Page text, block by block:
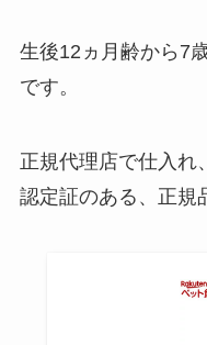
生後12ヵ月齢から7
です。
正規代理店で仕入れ
認定証のある、正規